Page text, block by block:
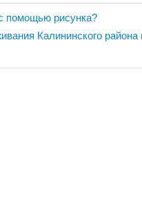
помощью рисунка?
Калининского